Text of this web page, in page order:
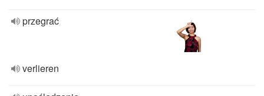
przegrać
verlieren